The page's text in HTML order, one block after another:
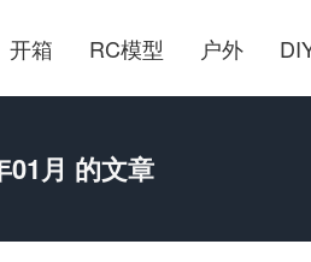
开箱 RC模型 户外
01月 的文章